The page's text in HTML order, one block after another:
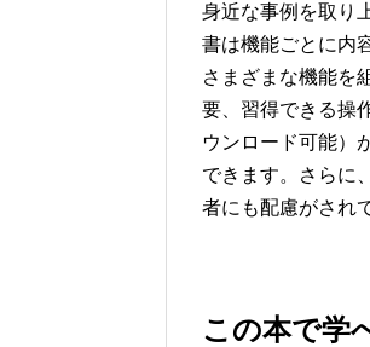
身近な事例を取り
書は機能ごとに内
さまざまな機能を
要、習得できる操
ウンロード可能）
できます。さらに
者にも配慮がされ
この本で学